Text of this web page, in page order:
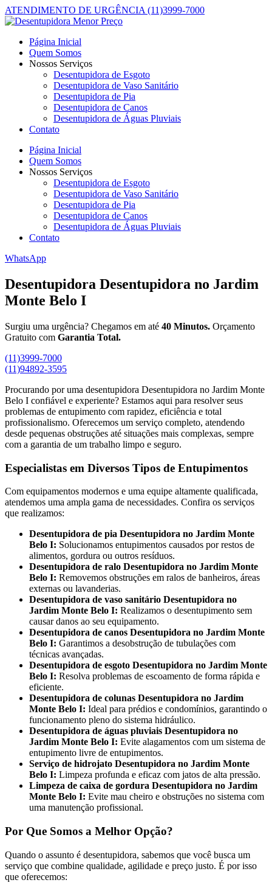
ATENDIMENTO DE URGÊNCIA (11)3999-7000
Página Inicial
Quem Somos
Nossos Serviços
Desentupidora de Esgoto
Desentupidora de Vaso Sanitário
Desentupidora de Pia
Desentupidora de Canos
Desentupidora de Águas Pluviais
Contato
Página Inicial
Quem Somos
Nossos Serviços
Desentupidora de Esgoto
Desentupidora de Vaso Sanitário
Desentupidora de Pia
Desentupidora de Canos
Desentupidora de Águas Pluviais
Contato
WhatsApp
Desentupidora Desentupidora no Jardim
Monte Belo I
Surgiu uma urgência? Chegamos em até 40 Minutos. Orçamento
Gratuito com Garantia Total.
(11)3999-7000
(11)94892-3595
Procurando por uma desentupidora Desentupidora no Jardim Monte
Belo I confiável e experiente? Estamos aqui para resolver seus
problemas de entupimento com rapidez, eficiência e total
profissionalismo. Oferecemos um serviço completo, atendendo
desde pequenas obstruções até situações mais complexas, sempre
com a garantia de um trabalho limpo e seguro.
Especialistas em Diversos Tipos de Entupimentos
Com equipamentos modernos e uma equipe altamente qualificada,
atendemos uma ampla gama de necessidades. Confira os serviços
que realizamos:
Desentupidora de pia Desentupidora no Jardim Monte
Belo I: Solucionamos entupimentos causados por restos de
alimentos, gordura ou outros resíduos.
Desentupidora de ralo Desentupidora no Jardim Monte
Belo I: Removemos obstruções em ralos de banheiros, áreas
externas ou lavanderias.
Desentupidora de vaso sanitário Desentupidora no
Jardim Monte Belo I: Realizamos o desentupimento sem
causar danos ao seu equipamento.
Desentupidora de canos Desentupidora no Jardim Monte
Belo I: Garantimos a desobstrução de tubulações com
técnicas avançadas.
Desentupidora de esgoto Desentupidora no Jardim Monte
Belo I: Resolva problemas de escoamento de forma rápida e
eficiente.
Desentupidora de colunas Desentupidora no Jardim
Monte Belo I: Ideal para prédios e condomínios, garantindo o
funcionamento pleno do sistema hidráulico.
Desentupidora de águas pluviais Desentupidora no
Jardim Monte Belo I: Evite alagamentos com um sistema de
entupimento livre de entupimentos.
Serviço de hidrojato Desentupidora no Jardim Monte
Belo I: Limpeza profunda e eficaz com jatos de alta pressão.
Limpeza de caixa de gordura Desentupidora no Jardim
Monte Belo I: Evite mau cheiro e obstruções no sistema com
uma manutenção profissional.
Por Que Somos a Melhor Opção?
Quando o assunto é desentupidora, sabemos que você busca um
serviço que combine qualidade, agilidade e preço justo. É por isso
que oferecemos: